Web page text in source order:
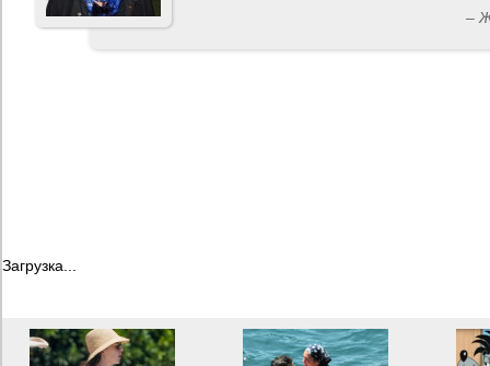
–
Загрузка...